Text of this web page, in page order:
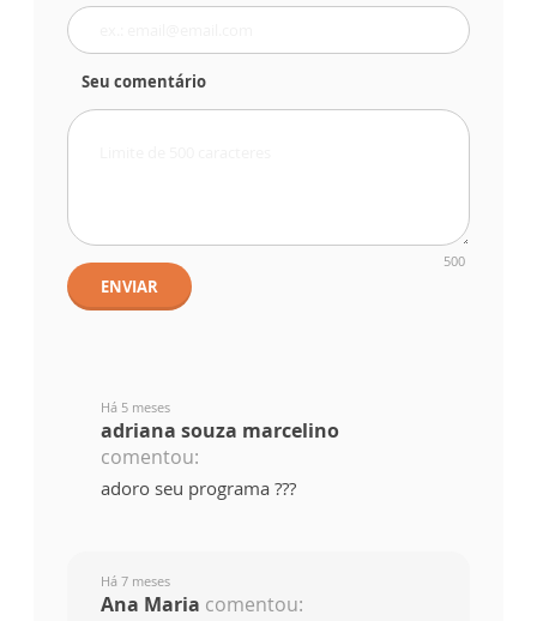
Seu comentário
500
ENVIAR
Há 5 meses
adriana souza marcelino
comentou:
adoro seu programa ???
Há 7 meses
Ana Maria comentou: